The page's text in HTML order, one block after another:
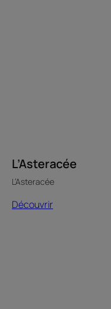
L’Asteracée
L’Asteracée
Découvrir